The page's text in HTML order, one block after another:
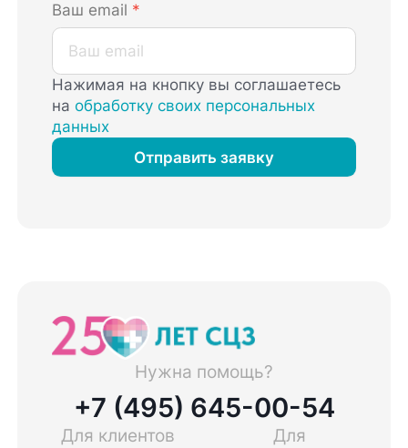
Ваш email *
Нажимая на кнопку вы соглашаетесь
наобработку своих персональных
данных
Отправить заявку
Нужна помощь?
+7 (495) 645-00-54
Для клиентов
Для